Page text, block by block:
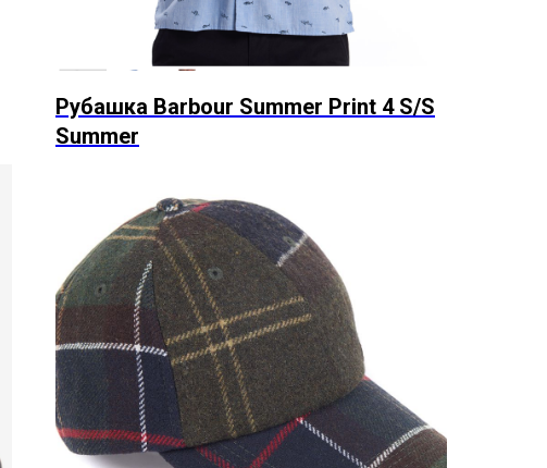
Рубашка Barbour Summer Print 4 S/S
Summer